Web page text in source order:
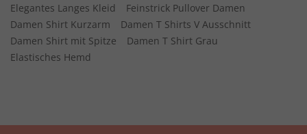
Elegantes Langes Kleid
Feinstrick Pullover Damen
Damen Shirt Kurzarm
Damen T Shirts V Ausschnitt
Damen Shirt mit Spitze
Damen T Shirt Grau
Elastisches Hemd